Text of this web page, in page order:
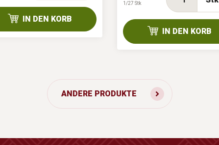
IN DEN KORB
1/27 Stk
IN DEN KORB
ANDERE PRODUKTE